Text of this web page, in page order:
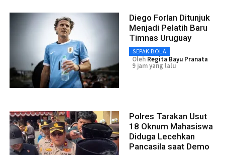
Diego Forlan Ditunjuk
Menjadi Pelatih Baru
Timnas Uruguay
SEPAK BOLA
Oleh Regita Bayu Pranata
9 jam yang lalu
Polres Tarakan Usut
18 Oknum Mahasiswa
Diduga Lecehkan
Pancasila saat Demo